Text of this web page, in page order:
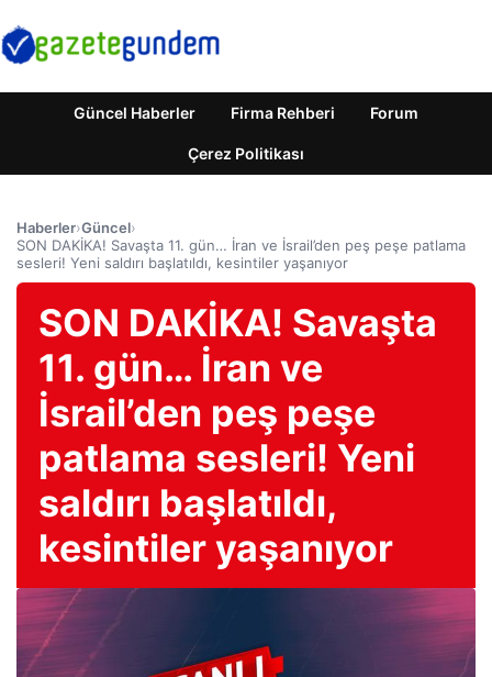
Güncel Haberler Firma Rehberi Forum
Çerez Politikası
Haberler›Güncel›
SON DAKİKA! Savaşta 11. gün… İran ve İsrail’den peş peşe patlama
sesleri! Yeni saldırı başlatıldı, kesintiler yaşanıyor
SON DAKİKA! Savaşta
11. gün… İran ve
İsrail’den peş peşe
patlama sesleri! Yeni
saldırı başlatıldı,
kesintiler yaşanıyor